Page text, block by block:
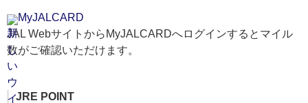
MyJALCARD
JAL WebサイトからMyJALCARDへログインするとマイル
数がご確認いただけます。
JRE POINT